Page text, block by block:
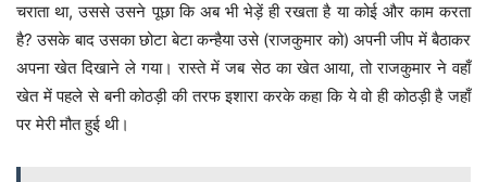
चराता था, उससे उसने पूछा कि अब भी भेड़ें ही रखता है या कोई और काम करता
है? उसके बाद उसका छोटा बेटा कन्हैया उसे (राजकुमार को) अपनी जीप में बैठाकर
अपना खेत दिखाने ले गया। रास्ते में जब सेठ का खेत आया, तो राजकुमार ने वहाँ
खेत में पहले से बनी कोठड़ी की तरफ इशारा करके कहा कि ये वो ही कोठड़ी है जहाँ
पर मेरी मौत हुई थी।